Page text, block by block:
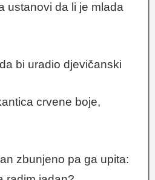
ustanovi da li je mlada
bi uradio djevičanski
crvene boje,
zbunjeno pa ga upita: